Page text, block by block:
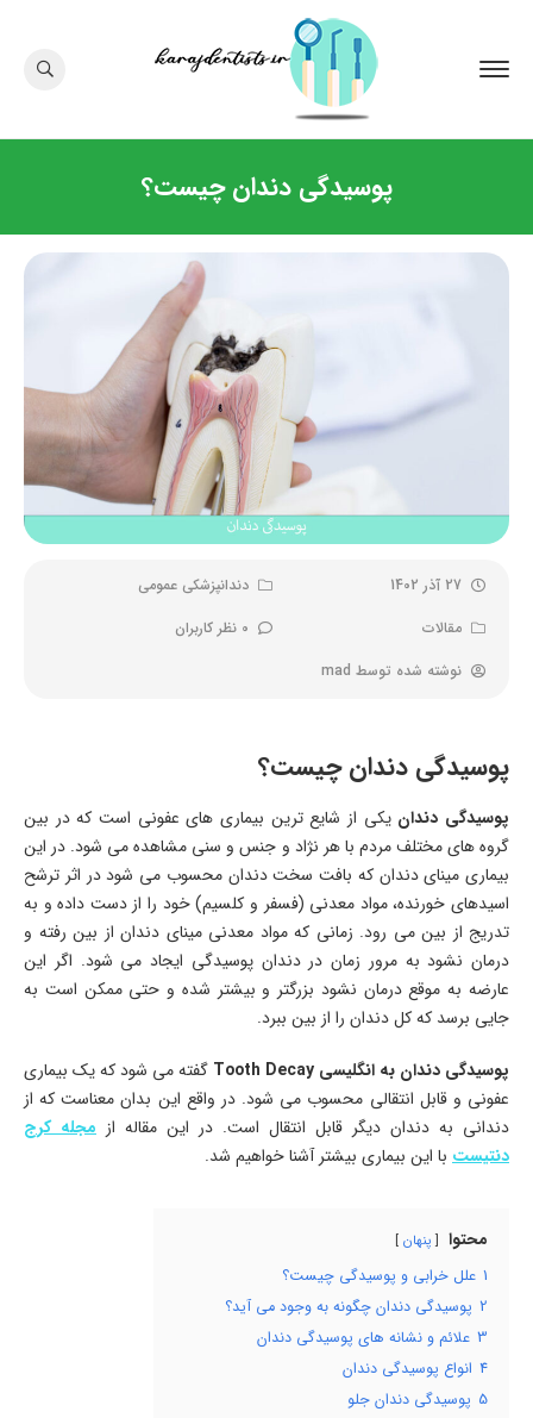
پوسیدگی دندان چیست؟
27 آذر 1402
دندانپزشکی عمومی
مقالات
0 نظر کاربران
نوشته شده توسط mad
پوسیدگی دندان چیست؟
پوسیدگی دندان یکی از شایع‌ ترین بیماری‌ های عفونی است که در بین
گروه های مختلف مردم با هر نژاد و جنس و سنی مشاهده می‌ شود. در این
بیماری مینای دندان که بافت سخت دندان محسوب می شود در اثر ترشح
اسید‌های خورنده، مواد معدنی (فسفر و کلسیم) خود را از دست داده و به
تدریج از بین می‌ رود. زمانی که مواد معدنی مینای دندان از بین رفته و
درمان نشود به مرور زمان در دندان پوسیدگی‌ ایجاد می شود. اگر این
عارضه به موقع درمان نشود بزرگتر و بیشتر شده و حتی ممکن است به
جایی برسد که کل دندان را از بین ببرد.
پوسیدگی دندان به انگلیسی Tooth Decay
گفته می شود که یک بیماری
عفونی و قابل انتقالی محسوب می شود. در واقع این بدان معناست که از
دندانی به دندان دیگر قابل انتقال است. در این مقاله از مجله کرج
دنتیست با این بیماری بیشتر آشنا خواهیم شد.
محتوا پنهان
1 علل خرابی و پوسیدگی چیست؟
2 پوسیدگی دندان چگونه به وجود می‌ آید؟
3 علائم و نشانه‌ های پوسیدگی دندان
4 انواع پوسیدگی دندان
5 پوسیدگی دندان جلو